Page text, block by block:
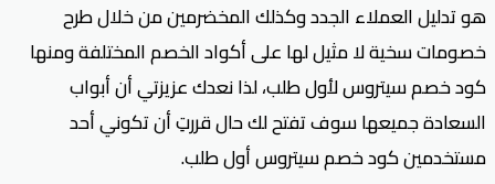
هو تدليل العملاء الجدد وكذلك المخضرمين من خلال طرح
خصومات سخية لا مثيل لها على أكواد الخصم المختلفة ومنها
كود خصم سيتروس لأول طلب، لذا نعدك عزيزتي أن أبواب
السعادة جميعها سوف تفتح لك حال قررتِ أن تكوني أحد
مستخدمين كود خصم سيتروس أول طلب.